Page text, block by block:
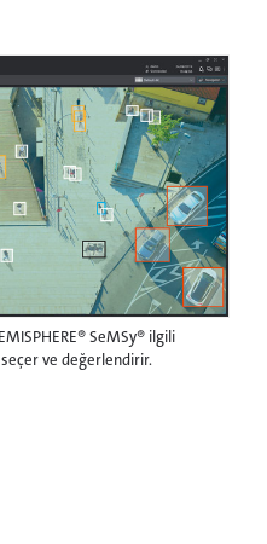
SeMSy® ilgili
ve değerlendirir.